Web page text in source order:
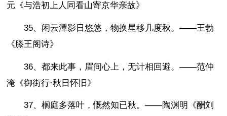
元《与浩初上人同看山寄京华亲故》
35、闲云潭影日悠悠，物换星移几度秋。——王勃
《滕王阁诗》
36、都来此事，眉间心上，无计相回避。——范仲
淹《御街行·秋日怀旧》
37、榈庭多落叶，慨然知已秋。——陶渊明《酬刘